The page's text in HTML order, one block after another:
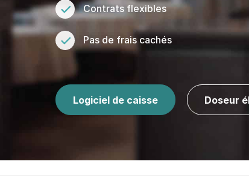
Contrats flexibles
Pas de frais cachés
Logiciel de caisse Doseur